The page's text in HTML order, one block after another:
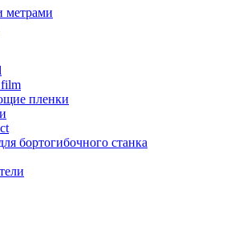
метрами
пленки
бортогибочного станка